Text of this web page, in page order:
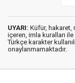
UYARI: Küfür, hakaret,
içeren, imla kuralları ile
Türkçe karakter
onaylanmamaktadır.